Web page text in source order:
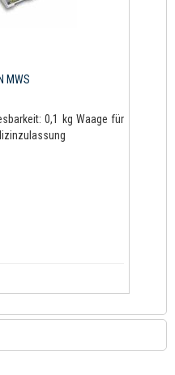
MWS
0,1 kg Waage für